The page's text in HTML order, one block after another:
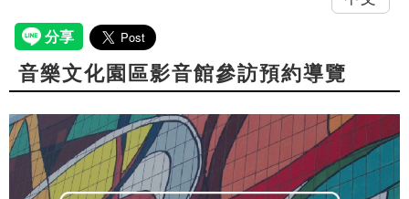
音樂文化園區影音館參訪預約導覽